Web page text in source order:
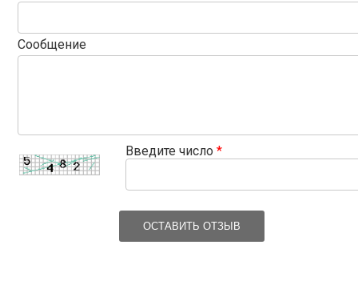
Сообщение
Введите число *
ОСТАВИТЬ ОТЗЫВ